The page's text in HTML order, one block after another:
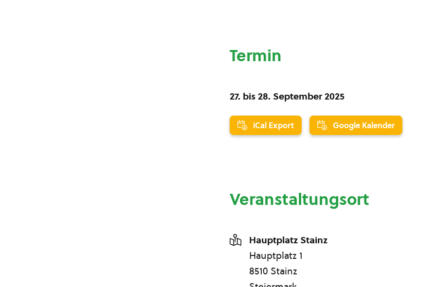
Termin
27. bis28. September 2025
iCal Export Google Kalender
Veranstaltungsort
Hauptplatz Stainz
Hauptplatz 1
8510 Stainz